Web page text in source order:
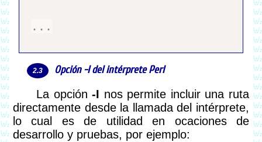
...
Opción-Idel intérprete Perl
La opción-I nos permite incluir una ruta
directamente desde la llamada del intérprete,
lo cual es de utilidad en ocaciones de
desarrollo y pruebas, por ejemplo: